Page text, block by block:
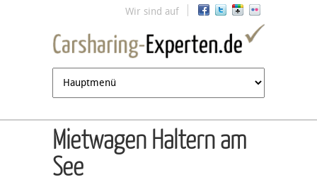
Jump to navigation
Wir sind auf
Mietwagen Haltern am
See